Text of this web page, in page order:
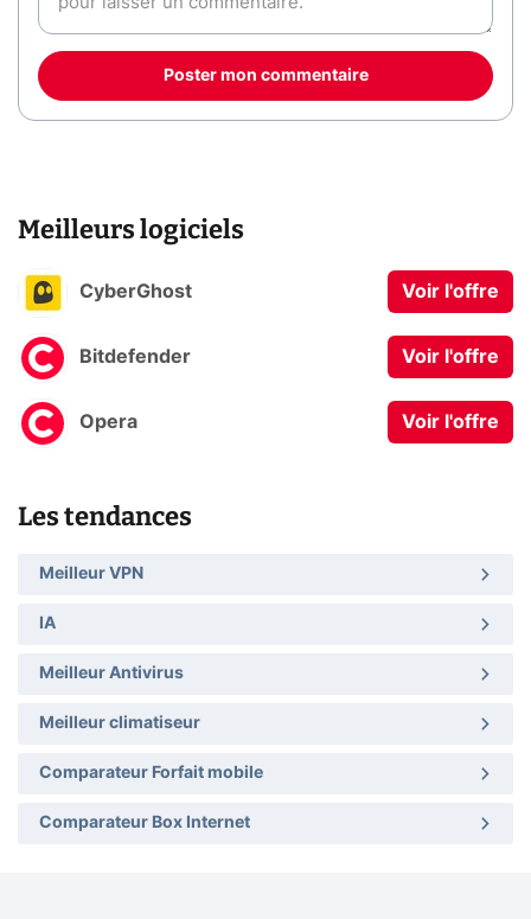
Poster mon commentaire
Meilleurs logiciels
CyberGhost Voir l'offre
Bitdefender Voir l'offre
Opera Voir l'offre
Les tendances
Meilleur VPN
IA
Meilleur Antivirus
Meilleur climatiseur
Comparateur Forfait mobile
Comparateur Box Internet